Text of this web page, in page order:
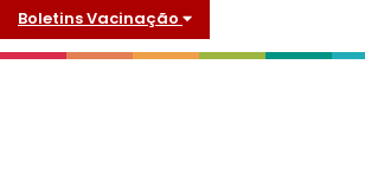
Boletins Vacinação